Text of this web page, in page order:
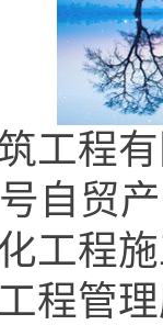
工程
自贸
工程
程管